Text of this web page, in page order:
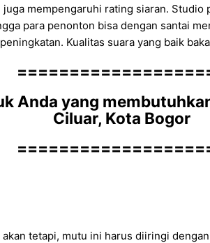
mempengaruhi rating siaran.
para penonton bisa dengan santai
Kualitas suara yang baik
Anda yang
Ciluar, Kota Bogor
tetapi, mutu ini harus diiringi